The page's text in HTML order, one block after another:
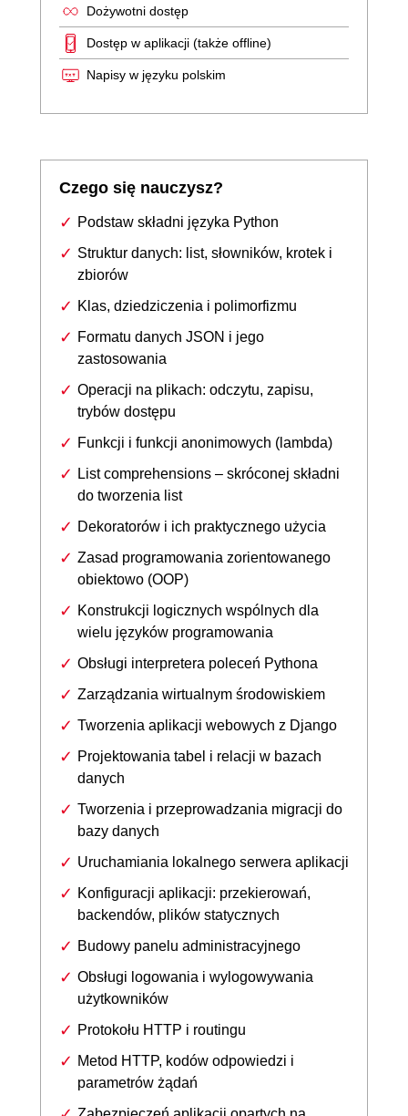
Dożywotni dostęp
Dostęp w aplikacji (także offline)
Napisy w języku polskim
Czego się nauczysz?
Podstaw składni języka Python
Struktur danych: list, słowników, krotek i
zbiorów
Klas, dziedziczenia i polimorfizmu
Formatu danych JSON i jego
zastosowania
Operacji na plikach: odczytu, zapisu,
trybów dostępu
Funkcji i funkcji anonimowych (lambda)
List comprehensions – skróconej składni
do tworzenia list
Dekoratorów i ich praktycznego użycia
Zasad programowania zorientowanego
obiektowo (OOP)
Konstrukcji logicznych wspólnych dla
wielu języków programowania
Obsługi interpretera poleceń Pythona
Zarządzania wirtualnym środowiskiem
Tworzenia aplikacji webowych z Django
Projektowania tabel i relacji w bazach
danych
Tworzenia i przeprowadzania migracji do
bazy danych
Uruchamiania lokalnego serwera aplikacji
Konfiguracji aplikacji: przekierowań,
backendów, plików statycznych
Budowy panelu administracyjnego
Obsługi logowania i wylogowywania
użytkowników
Protokołu HTTP i routingu
Metod HTTP, kodów odpowiedzi i
parametrów żądań